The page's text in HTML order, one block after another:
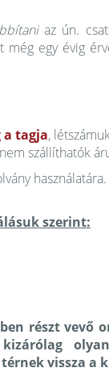
az ún.
egy évig
a tagja,
szállíthatók
használatára.
szerint:
részt vevő
vissza a